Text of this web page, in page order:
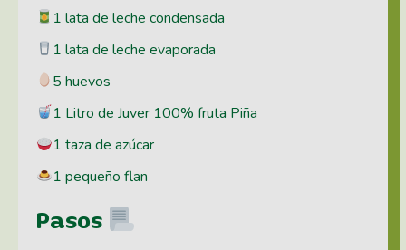
1 lata de leche condensada
1 lata de leche evaporada
5 huevos
1 Litro de Juver 100% fruta Piña
1 taza de azúcar
1 pequeño flan
Pasos